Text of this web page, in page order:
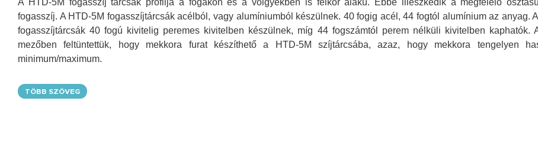
fogasszíj. A HTD-5M fogasszíjtárcsák acélból, vagy alumíniumból készülnek. 40 fogig acél, 44 fogtól alumínium az anyag.
fogasszíjtárcsák 40 fogú kivitelig peremes kivitelben készülnek, míg 44 fogszámtól perem nélküli kivitelben kaphatók.
mezőben feltüntettük, hogy mekkora furat készíthető a HTD-5M szíjtárcsába, azaz, hogy mekkora tengelyen
minimum/maximum.
TÖBB SZÖVEG